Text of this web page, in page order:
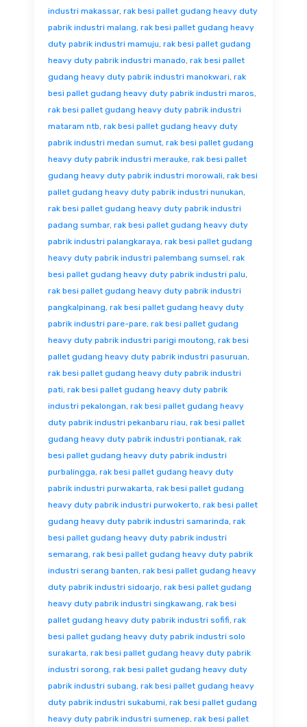
industri makassar, rak besi pallet gudang heavy duty
pabrik industri malang, rak besi pallet gudang heavy
duty pabrik industri mamuju, rak besi pallet gudang
heavy duty pabrik industri manado, rak besi pallet
gudang heavy duty pabrik industri manokwari, rak
besi pallet gudang heavy duty pabrik industri maros,
rak besi pallet gudang heavy duty pabrik industri
mataram ntb, rak besi pallet gudang heavy duty
pabrik industri medan sumut, rak besi pallet gudang
heavy duty pabrik industri merauke, rak besi pallet
gudang heavy duty pabrik industri morowali, rak besi
pallet gudang heavy duty pabrik industri nunukan,
rak besi pallet gudang heavy duty pabrik industri
padang sumbar, rak besi pallet gudang heavy duty
pabrik industri palangkaraya, rak besi pallet gudang
heavy duty pabrik industri palembang sumsel, rak
besi pallet gudang heavy duty pabrik industri palu,
rak besi pallet gudang heavy duty pabrik industri
pangkalpinang, rak besi pallet gudang heavy duty
pabrik industri pare-pare, rak besi pallet gudang
heavy duty pabrik industri parigi moutong, rak besi
pallet gudang heavy duty pabrik industri pasuruan,
rak besi pallet gudang heavy duty pabrik industri
pati, rak besi pallet gudang heavy duty pabrik
industri pekalongan, rak besi pallet gudang heavy
duty pabrik industri pekanbaru riau, rak besi pallet
gudang heavy duty pabrik industri pontianak, rak
besi pallet gudang heavy duty pabrik industri
purbalingga, rak besi pallet gudang heavy duty
pabrik industri purwakarta, rak besi pallet gudang
heavy duty pabrik industri purwokerto, rak besi pallet
gudang heavy duty pabrik industri samarinda, rak
besi pallet gudang heavy duty pabrik industri
semarang, rak besi pallet gudang heavy duty pabrik
industri serang banten, rak besi pallet gudang heavy
duty pabrik industri sidoarjo, rak besi pallet gudang
heavy duty pabrik industri singkawang, rak besi
pallet gudang heavy duty pabrik industri sofifi, rak
besi pallet gudang heavy duty pabrik industri solo
surakarta, rak besi pallet gudang heavy duty pabrik
industri sorong, rak besi pallet gudang heavy duty
pabrik industri subang, rak besi pallet gudang heavy
duty pabrik industri sukabumi, rak besi pallet gudang
heavy duty pabrik industri sumenep, rak besi pallet